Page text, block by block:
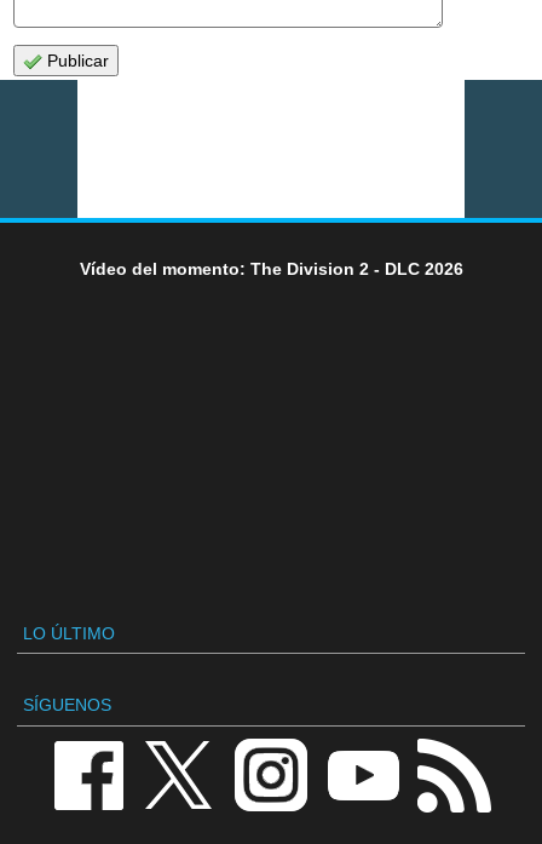
Publicar
Vídeo del momento: The Division 2 - DLC 2026
LO ÚLTIMO
SÍGUENOS